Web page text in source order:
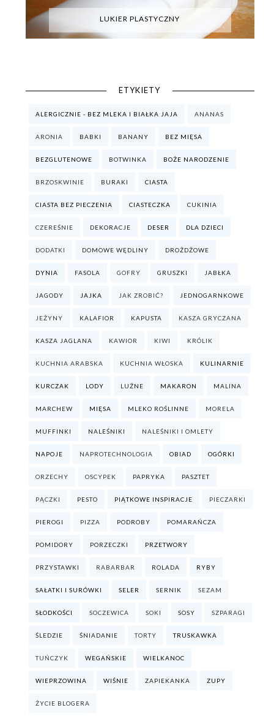
LUKIER PLASTYCZNY
ETYKIETY
ALERGICZNIE - BEZ MLEKA I BIAŁKA JAJA ANANAS
ARONIA BABKI BANANY BEZ MIĘSA
BEZGLUTENOWE BOTWINKA BOŻE NARODZENIE
BRZOSKWINIE BURAKI CIASTA
CIASTA BEZ PIECZENIA CIASTECZKA CUKINIA
CZEREŚNIE DEKORACJE DESER DLA DZIECI
DODATKI DOMOWE WĘDLINY DROŻDŻOWE
DYNIA FASOLA GOFRY GRUSZKI JABŁKA
JAGODY JAJKA JAK ZROBIĆ? JEDNOGARNKOWE
JEŻYNY KALAFIOR KAPUSTA KASZA GRYCZANA
KASZA JAGLANA KAWIOR KIWI KRÓLIK
KUCHNIA ARABSKA KUCHNIA WŁOSKA KULINARNIE
KURCZAK LODY LUŹNE MAKARON MALINA
MARCHEW MIĘSA MLEKO ROŚLINNE MORELA
MUFFINKI NALEŚNIKI NALEŚNIKI I OMLETY
NAPOJE NAPROTECHNOLOGIA OBIAD OGÓRKI
ORZECHY OSCYPEK PAPRYKA PASZTET
PĄCZKI PESTO PIĄTKOWE INSPIRACJE PIECZARKI
PIEROGI PIZZA PODROBY POMARAŃCZA
POMIDORY PORZECZKI PRZETWORY
PRZYSTAWKI RABARBAR ROLADA RYBY
SAŁATKI I SURÓWKI SELER SERNIK SEZAM
SŁODKOŚCI SOCZEWICA SOKI SOSY SZPARAGI
ŚLEDZIE ŚNIADANIE TORTY TRUSKAWKA
TUŃCZYK WEGAŃSKIE WIELKANOC
WIEPRZOWINA WIŚNIE ZAPIEKANKA ZUPY
ŻYCIE BLOGERA